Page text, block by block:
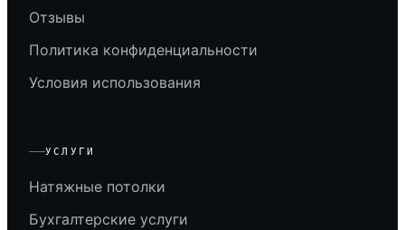
Отзывы
Политика конфиденциальности
Условия использования
УСЛУГИ
Натяжные потолки
Бухгалтерские услуги